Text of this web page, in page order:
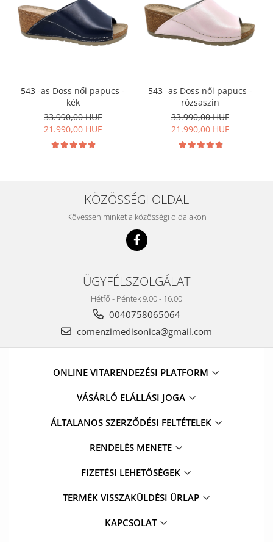
543 -as Doss női papucs -
kék
33.990,00 HUF
21.990,00 HUF
543 -as Doss női papucs -
rózsaszín
33.990,00 HUF
21.990,00 HUF
KÖZÖSSÉGI OLDAL
Kövessen minket a közösségi oldalakon
ÜGYFÉLSZOLGÁLAT
Hétfő - Péntek 9.00 - 16.00
0040758065064
comenzimedisonica@gmail.com
ONLINE VITARENDEZÉSI PLATFORM
VÁSÁRLÓ ELÁLLÁSI JOGA
ÁLTALANOS SZERZŐDÉSI FELTÉTELEK
RENDELÉS MENETE
FIZETÉSI LEHETŐSÉGEK
TERMÉK VISSZAKÜLDÉSI ŰRLAP
KAPCSOLAT